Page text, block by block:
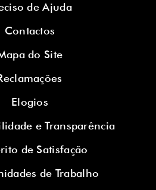
de Ajuda
Contactos
do Site
Elogios
e Transparência
de Satisfação
de Trabalho